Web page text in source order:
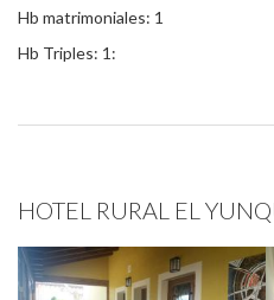
Hb matrimoniales: 1
Hb Triples: 1:
HOTEL RURAL EL